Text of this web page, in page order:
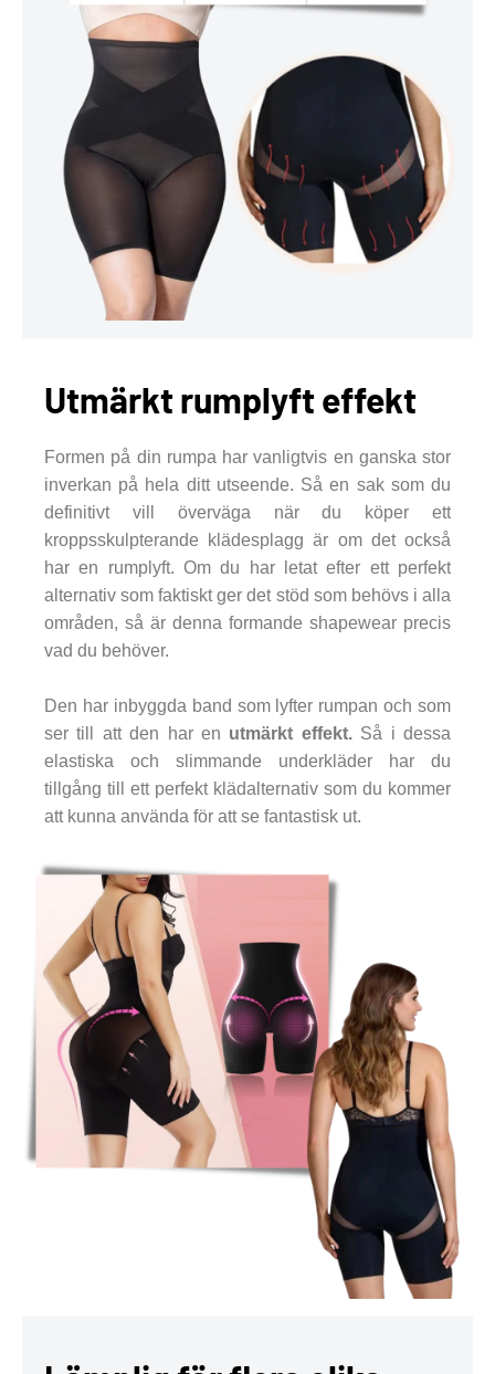
Utmärkt rumplyft effekt
Formen på din rumpa har vanligtvis en ganska stor
inverkan på hela ditt utseende. Så en sak som du
definitivt vill överväga när du köper ett
kroppsskulpterande klädesplagg är om det också
har en rumplyft. Om du har letat efter ett perfekt
alternativ som faktiskt ger det stöd som behövs i alla
områden, så är denna formande shapewear precis
vad du behöver.
Den har inbyggda band som lyfter rumpan och som
ser till att den har en utmärkt effekt.Så i dessa
elastiska och slimmande underkläder har du
tillgång till ett perfekt klädalternativ som du kommer
att kunna använda för att se fantastisk ut.